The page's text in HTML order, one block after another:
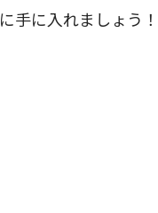
手に入れましょう！